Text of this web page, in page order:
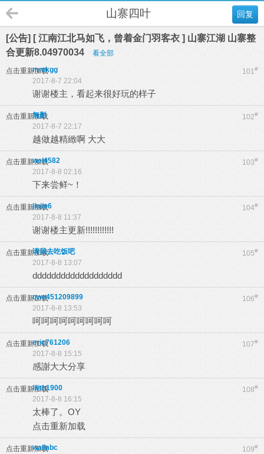
回复
山寨四叶
[公告] [ 江南江北马如飞，曾着金门羽客衣 ] 山寨江湖 山寨整
合更新8.04970034
看全部
点击重新加载 101#
mmkgg
2017-8-7 22:04
谢谢楼主，看起来很好玩的样子
点击重新加载 102#
無影
2017-8-7 22:17
越做越精緻啊 大大
点击重新加载 103#
wei4582
2017-8-8 02:16
下来尝鲜~！
点击重新加载 104#
jinjie6
2017-8-8 11:37
谢谢楼主更新!!!!!!!!!!!!
点击重新加载 105#
请我去吃饭吧
2017-8-8 13:07
ddddddddddddddddddd
点击重新加载 106#
qwe451209899
2017-8-8 13:53
呵呵呵呵呵呵呵呵呵
点击重新加载 107#
eric761206
2017-8-8 15:15
感謝大大分享
点击重新加载 108#
lilith1900
2017-8-8 16:15
太棒了。OY
点击重新加载
点击重新加载 109#
wallabc